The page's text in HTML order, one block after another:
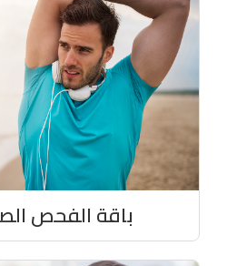
باقة الفحص